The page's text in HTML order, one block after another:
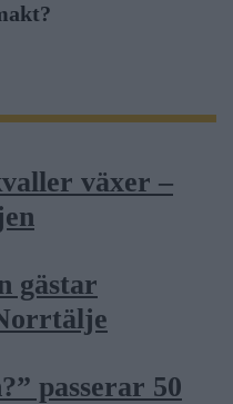
växer –
gästar
passerar 50